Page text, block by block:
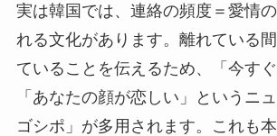
実は韓国では、連絡の頻度＝愛情
れる文化があります。離れている
ていることを伝えるため、「今すぐ
「あなたの顔が恋しい」というニ
ゴシポ」が多用されます。これも